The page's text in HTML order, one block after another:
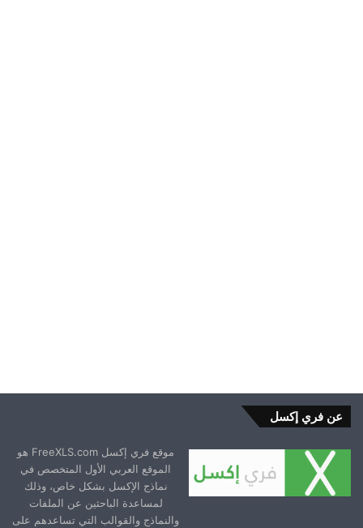
عن فري إكسل
موقع فري إكسل FreeXLS.com هو
الموقع العربي الأول المتخصص في
نماذج الإكسل بشكل خاص، وذلك
لمساعدة الباحثين عن الملفات
والنماذج والقوالب التي تساعدهم على